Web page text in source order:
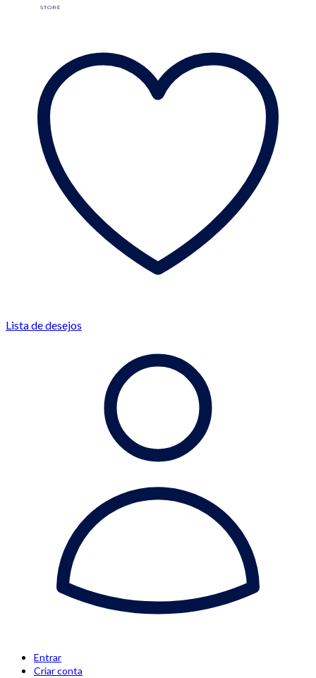
Lista de desejos
Entrar
Criar conta